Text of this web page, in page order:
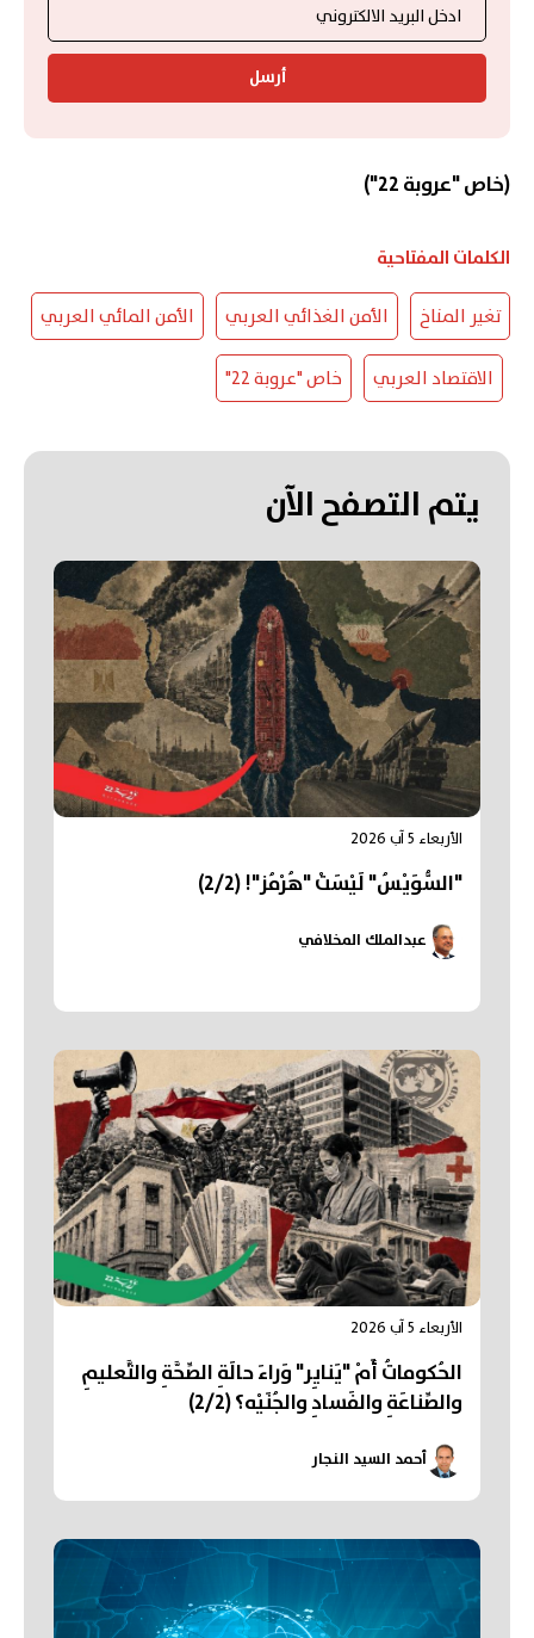
أرسل
(خاص "عروبة 22")
الكلمات المفتاحية
تغير المناخ الأمن الغذائي العربي الأمن المائي العربي
الاقتصاد العربي خاص "عروبة 22"
يتم التصفح الآن
الأربعاء 5 آب 2026
"السُّوَيْسُ" لَيْسَتْ "هُرْمُز"! (2/2)
عبدالملك المخلافي
الأربعاء 5 آب 2026
الحُكوماتُ أَمْ "يَنايِر" وَراءَ حالَةِ الصِّحَّةِ والتَّعليمِ
والصِّناعَةِ والفَسادِ والجُنَيْه؟ (2/2)
أحمد السيد النجار